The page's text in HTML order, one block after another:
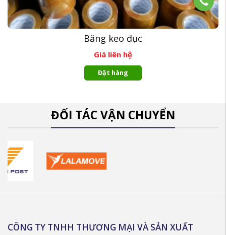
Băng keo đục
Giá liên hệ
Đặt hàng
ĐỐI TÁC VẬN CHUYỂN
CÔNG TY TNHH THƯƠNG MẠI VÀ SẢN XUẤT